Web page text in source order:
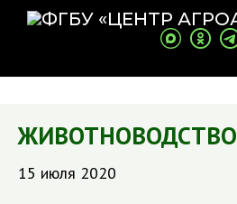
ЖИВОТНОВОДСТВО
15 июля 2020